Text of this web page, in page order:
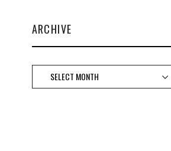
ARCHIVE